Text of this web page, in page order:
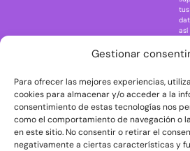
Gestionar
Para ofrecer las mejores experiencias,
cookies para almacenar y/o acceder a la
consentimiento de estas tecnologías nos
como el comportamiento de navegación o
en este sitio. No consentir o retirar el
negativamente a ciertas características y
Rick and
The Big Bang
Theory
The Blues
Brothers
tus
así
la
y